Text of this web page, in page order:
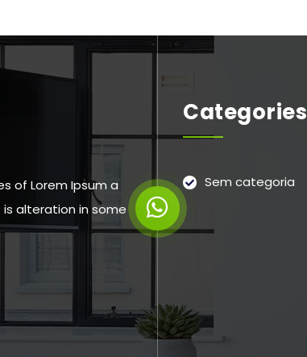
of Lorem Ipsum a
alteration in some
Categories
Sem categoria